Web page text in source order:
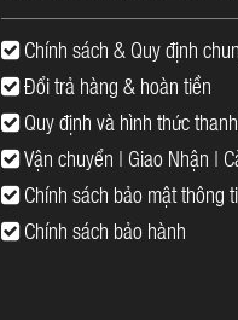
Chính sách & Quy định
Đổi trả hàng & hoàn tiền
Quy định và hình thức
Vận chuyển | Giao Nhận |
Chính sách bảo mật thông
Chính sách bảo hành